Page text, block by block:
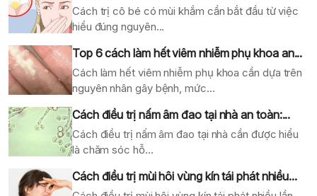
Cách trị cô bé có mùi khắm cần bắt đầu từ việc
hiểu đúng nguyên...
Top 6 cách làm hết viêm nhiễm phụ khoa an...
Cách làm hết viêm nhiễm phụ khoa cần dựa trên
nguyên nhân gây bệnh, mức...
Cách điều trị nấm âm đao tại nhà an toàn:...
Cách điều trị nấm âm đao tại nhà cần được hiểu
là chăm sóc hỗ...
Cách điều trị mùi hôi vùng kín tái phát nhiều...